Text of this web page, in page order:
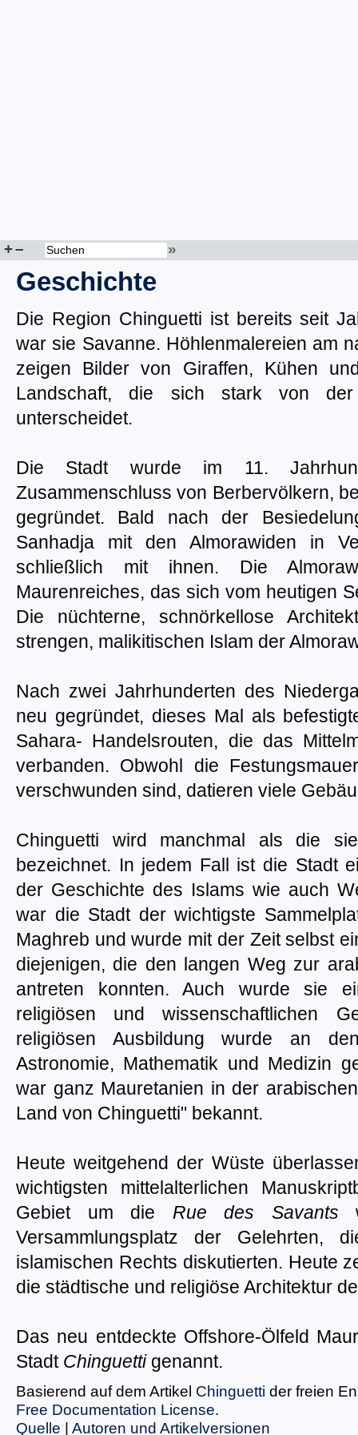
+– »
Geschichte
Die Region Chinguetti ist bereits seit
war sie Savanne. Höhlenmalereien am
zeigen Bilder von Giraffen, Kühen
Landschaft, die sich stark von der
unterscheidet.
Die Stadt wurde im 11.
Zusammenschluss von Berbervölkern,
gegründet. Bald nach der
Sanhadja mit den Almorawiden in
schließlich mit ihnen. Die
Maurenreiches, das sich vom heutigen
Die nüchterne, schnörkellose
strengen, malikitischen Islam der
Nach zwei Jahrhunderten des
neu gegründet, dieses Mal als
Sahara- Handelsrouten, die das
verbanden. Obwohl die
verschwunden sind, datieren viele
Chinguetti wird manchmal als die
bezeichnet. In jedem Fall ist die Stadt
der Geschichte des Islams wie auch
war die Stadt der wichtigste
Maghreb und wurde mit der Zeit selbst
diejenigen, die den langen Weg zur
antreten konnten. Auch wurde sie
religiösen und wissenschaftlichen
religiösen Ausbildung wurde an
Astronomie, Mathematik und Medizin
war ganz Mauretanien in der
Land von Chinguetti" bekannt.
Heute weitgehend der Wüste
wichtigsten mittelalterlichen
Gebiet um die Rue des Savants
Versammlungsplatz der Gelehrten,
islamischen Rechts diskutierten. Heute
die städtische und religiöse Architektur
Das neu entdeckte Offshore-Ölfeld
Stadt Chinguettigenannt.
Basierend auf dem Artikel Chinguetti der freien
Free Documentation License.
Quelle | Autoren und Artikelversionen